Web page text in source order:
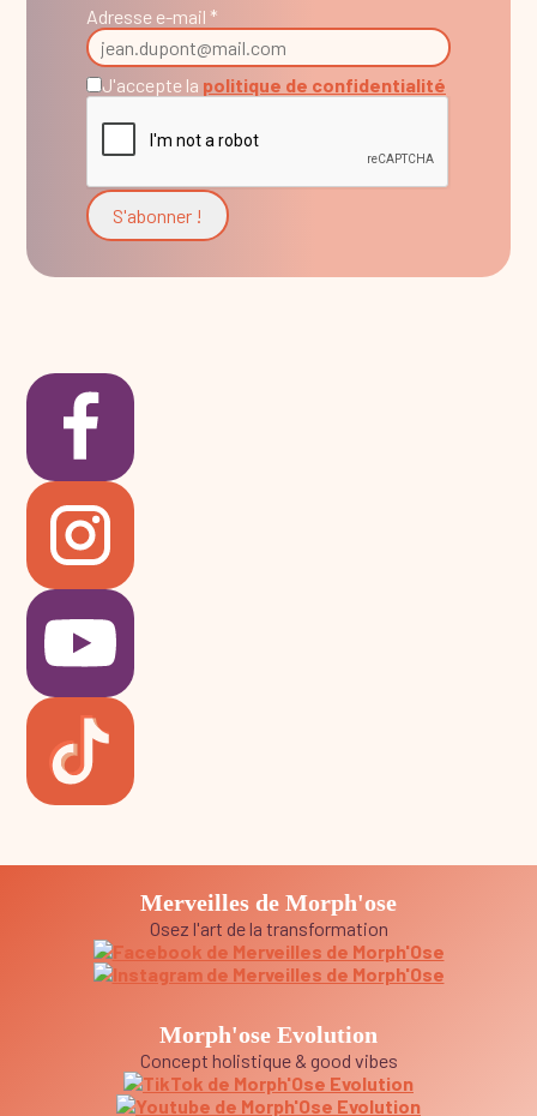
Adresse e-mail *
J'accepte la politique de confidentialité
Merveilles de Morph'ose
Osez l'art de la transformation
Morph'ose Evolution
Concept holistique & good vibes